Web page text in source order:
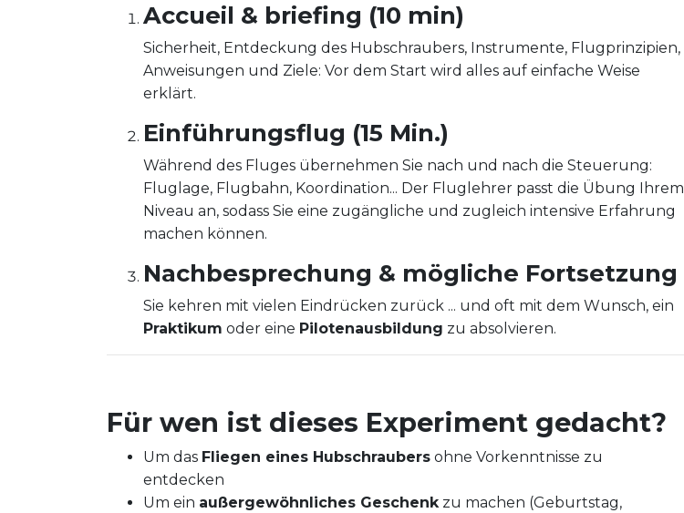
Accueil & briefing (10 min)
Sicherheit, Entdeckung des Hubschraubers, Instrumente, Flugprinzipien,
Anweisungen und Ziele: Vor dem Start wird alles auf einfache Weise
erklärt.
Einführungsflug (15 Min.)
Während des Fluges übernehmen Sie nach und nach die Steuerung:
Fluglage, Flugbahn, Koordination... Der Fluglehrer passt die Übung Ihrem
Niveau an, sodass Sie eine zugängliche und zugleich intensive Erfahrung
machen können.
Nachbesprechung & mögliche Fortsetzung
Sie kehren mit vielen Eindrücken zurück ... und oft mit dem Wunsch, ein
Praktikum oder eine Pilotenausbildung zu absolvieren.
Für wen ist dieses Experiment gedacht?
Um das Fliegen eines Hubschraubers ohne Vorkenntnisse zu
entdecken
Um ein außergewöhnliches Geschenkzu machen (Geburtstag,